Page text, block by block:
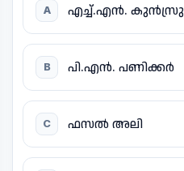
A എച്ച്.എൻ. കുൻസ്രു
B പി.എൻ. പണിക്കർ
C ഫസൽ അലി